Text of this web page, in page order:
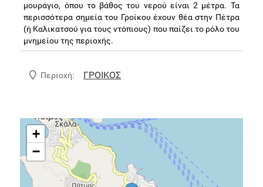
μουράγιο, όπου το βάθος του νερού είναι 2 μέτρα. Τα
περισσότερα σημεία του Γροίκου έχουν θέα στην Πέτρα
(ή Καλικατσού για τους ντόπιους) που παίζει το ρόλο του
μνημείου της περιοχής.
Περιοχή: ΓΡΟΙΚΟΣ
+
−